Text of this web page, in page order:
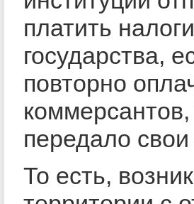
платить
государства,
повторно
передало
То есть,